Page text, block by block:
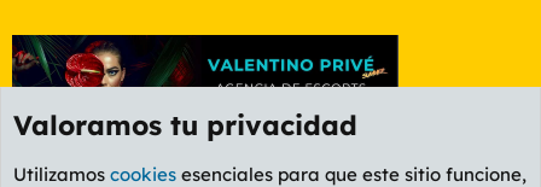
Valoramos tu privacidad
Utilizamos cookies esenciales para que este sitio funcione,